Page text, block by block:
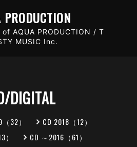
PRODUCTION
AQUA PRODUCTION / T
MUSIC Inc.
DIGITAL
32）
CD 2018（12）
）
CD ～2016（61）